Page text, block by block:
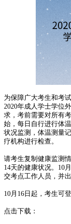
为保障广大考生和考
2020年成人学士学位
求，考前需要对所有
始，每日自行进行体
状况监测，体温测量
疗机构进行检查。
请考生复制健康监测
14天的健康状况。10
交考点工作人员，并
10月16日起，考生可
点击下载：